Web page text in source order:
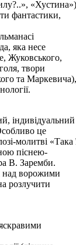
фантастики,
яка несе
Жуковського,
твори
та Маркевича),
індивідуальний
це
молитві «Така
піснею-
В. Заремби.
над ворожими
розлучити